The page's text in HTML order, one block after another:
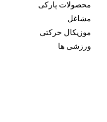
محصولات پارکی
مشاغل
موزیکال حرکتی
ورزشی ها